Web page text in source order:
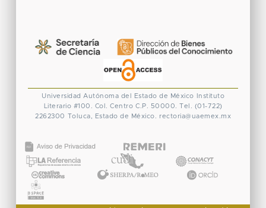
Universidad Autónoma del Estado de México
Instituto
Literario #100. Col. Centro C.P. 50000. Tel. (01-722)
2262300 Toluca, Estado de México. rectoria@uaemex.mx